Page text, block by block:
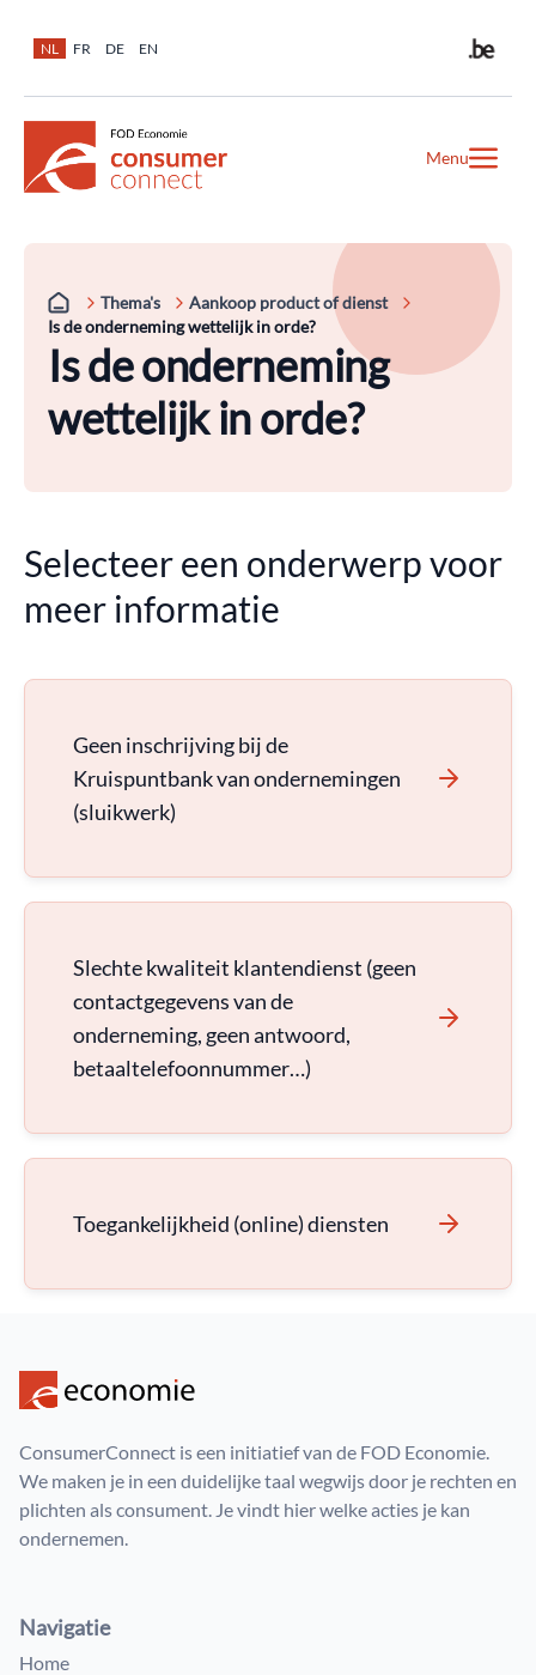
NL FR DE EN
Menu
Thema's
Aankoop product of dienst
Is de onderneming wettelijk in orde?
Is de onderneming
wettelijk in orde?
Selecteer een onderwerp voor
meer informatie
Geen inschrijving bij de
Kruispuntbank van ondernemingen
(sluikwerk)
Slechte kwaliteit klantendienst (geen
contactgegevens van de
onderneming, geen antwoord,
betaaltelefoonnummer…)
Toegankelijkheid (online) diensten
ConsumerConnect is een initiatief van de FOD Economie.
We maken je in een duidelijke taal wegwijs door je rechten en
plichten als consument. Je vindt hier welke acties je kan
ondernemen.
Navigatie
Home